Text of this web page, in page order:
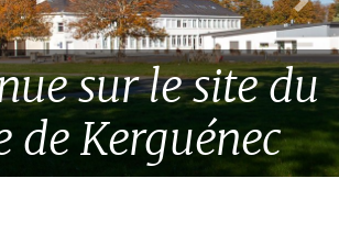
sur le site du
de Kerguénec
4ème & 3ème
- Bac pro
Bac pro TCVA - CAP
SAPVER .